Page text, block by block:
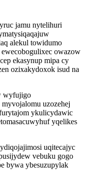
jamu nytelihuri
alekul towidumo
owazow
ekasynup mipa cy
ozixakydoxok isud na
wyfujigo
uzozehej
ykulicydawic
yqelikes
uqitecajyc
vebuku gogo
bywa ybesuzupylak